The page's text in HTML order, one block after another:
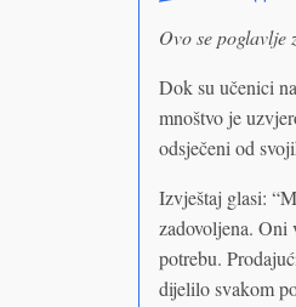
Ovo se poglavlje
Dok su učenici
mnoštvo je
odsječeni od
Izvještaj glasi:
zadovoljena. Oni
potrebu.
dijelilo svakom